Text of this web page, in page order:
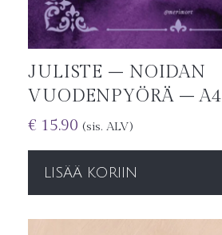
JULISTE – NOIDAN
VUODENPYÖRÄ – A4
€ 15.90 (sis. ALV)
LISÄÄ KORIIN